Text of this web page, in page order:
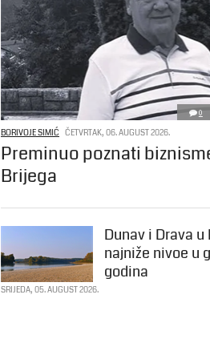
0
BORIVOJE SIMIĆ ČETVRTAK, 06. AUGUST 2026.
Preminuo poznati
Brijega
Dunav i Drava
najniže nivoe u
godina
SRIJEDA, 05. AUGUST 2026.